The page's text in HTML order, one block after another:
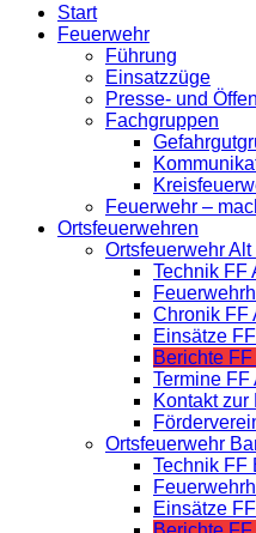
Start
Feuerwehr
Führung
Einsatzzüge
Presse- und
Fachgruppen
Feuerwehr –
Ortsfeuerwehren
Ortsfeuerwehr Alt
Technik FF
Chronik FF
Einsätze
Berichte
Termine FF
Kontakt zur
Ortsfeuerwehr
Technik FF
Einsätze